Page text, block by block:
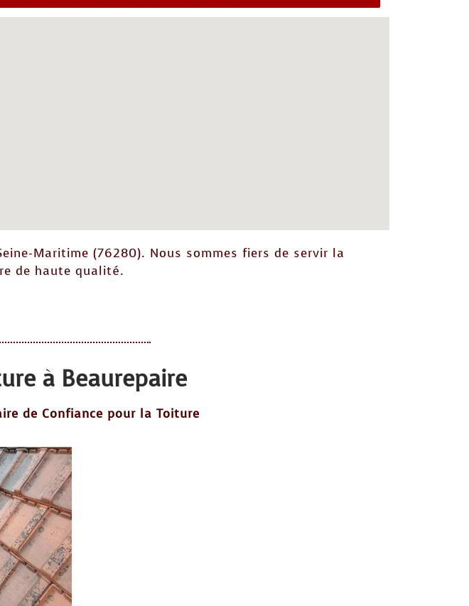
Maritime (76280). Nous sommes fiers de servir la
de haute qualité.
à Beaurepaire
de Confiance pour la Toiture